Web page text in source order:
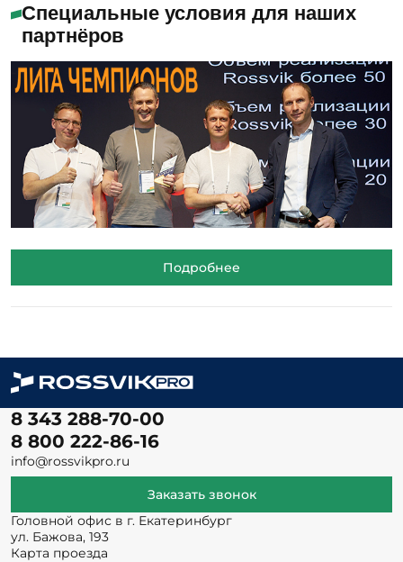
Специальные условия для наших
партнёров
Подробнее
8 343 288-70-00
8 800 222-86-16
info@rossvikpro.ru
Заказать звонок
Головной офис в г. Екатеринбург
ул. Бажова, 193
Карта проезда